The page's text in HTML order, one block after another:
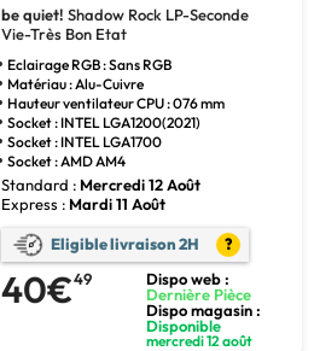
be quiet! Shadow Rock LP-Seconde
Vie-Très Bon Etat
Eclairage RGB : Sans RGB
Matériau : Alu-Cuivre
Hauteur ventilateur CPU : 076 mm
Socket : INTEL LGA1200(2021)
Socket : INTEL LGA1700
Socket : AMD AM4
Standard : Mercredi 12 Août
Express : Mardi 11 Août
Eligible livraison 2H ?
40€49
Dispo web :
Dernière Pièce
Dispo magasin :
Disponible
mercredi 12 août